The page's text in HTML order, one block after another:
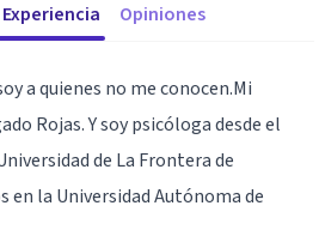
Experiencia Opiniones
a quienes no me conocen.Mi
Rojas. Y soy psicóloga desde el
de La Frontera de
en la Universidad Autónoma de